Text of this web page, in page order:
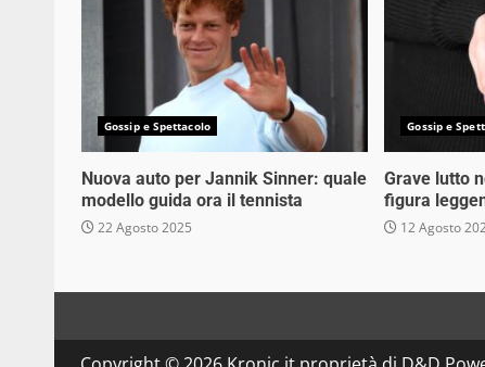
Gossip e Spettacolo
Nuova auto per Jannik Sinner: quale
modello guida ora il tennista
22 Agosto 2025
Gossip e
Grave lutto
figura
12 Agosto